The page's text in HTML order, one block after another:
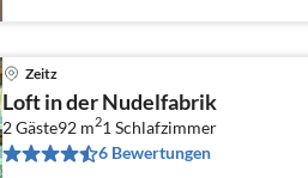
Zeitz
Loft in der Nudelfabrik
2 Gäste92 m21 Schlafzimmer
6 Bewertungen